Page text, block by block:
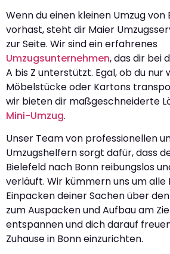
Wenn du einen kleinen Umzug
vorhast, steht dir Maier
zur Seite. Wir sind ein erfahrenes
Umzugsunternehmen, das dir bei
A bis Z unterstützt. Egal, ob du nur
Möbelstücke oder Kartons
wir bieten dir maßgeschneiderte
Mini-Umzug.
Unser Team von professionellen
Umzugshelfern sorgt dafür, dass
Bielefeld nach Bonn reibungslos
verläuft. Wir kümmern uns um alle
Einpacken deiner Sachen über
zum Auspacken und Aufbau am
entspannen und dich darauf
Zuhause in Bonn einzurichten.